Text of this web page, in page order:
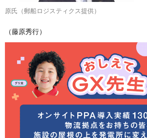
原氏（郵船ロジスティクス提供）
（藤原秀行）